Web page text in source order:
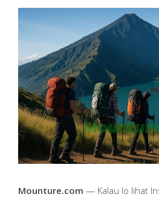
Mounture.com — Kalau lo lihat